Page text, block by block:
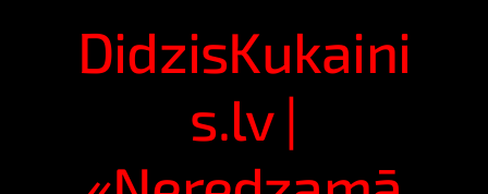
DidzisKukaini
s.lv |